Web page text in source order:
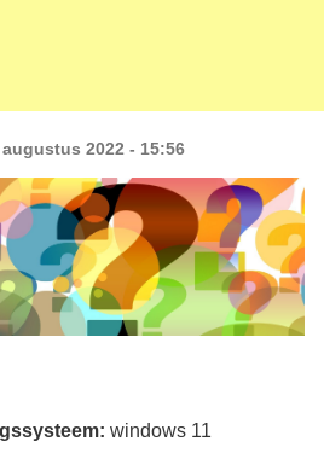
2022 - 15:56
windows 11